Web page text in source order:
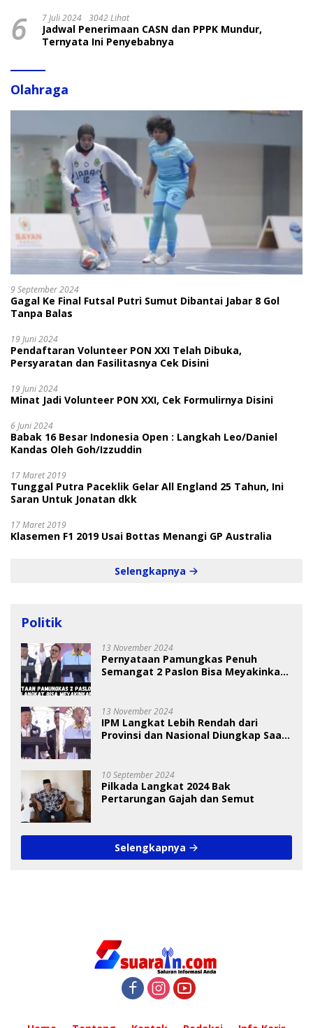
6 7 Juli 2024 3042 Lihat
Jadwal Penerimaan CASN dan PPPK Mundur,
Ternyata Ini Penyebabnya
Olahraga
9 September 2024
Gagal Ke Final Futsal Putri Sumut Dibantai Jabar 8 Gol
Tanpa Balas
19 Juni 2024
Pendaftaran Volunteer PON XXI Telah Dibuka,
Persyaratan dan Fasilitasnya Cek Disini
19 Juni 2024
Minat Jadi Volunteer PON XXI, Cek Formulirnya Disini
6 Juni 2024
Babak 16 Besar Indonesia Open : Langkah Leo/Daniel
Kandas Oleh Goh/Izzuddin
17 Maret 2019
Tunggal Putra Paceklik Gelar All England 25 Tahun, Ini
Saran Untuk Jonatan dkk
17 Maret 2019
Klasemen F1 2019 Usai Bottas Menangi GP Australia
Selengkapnya
Politik
13 November 2024
Pernyataan Pamungkas Penuh
Semangat 2 Paslon Bisa Meyakinkan
13 November 2024
IPM Langkat Lebih Rendah dari
Provinsi dan Nasional Diungkap Saat
10 September 2024
Pilkada Langkat 2024 Bak
Pertarungan Gajah dan Semut
Selengkapnya